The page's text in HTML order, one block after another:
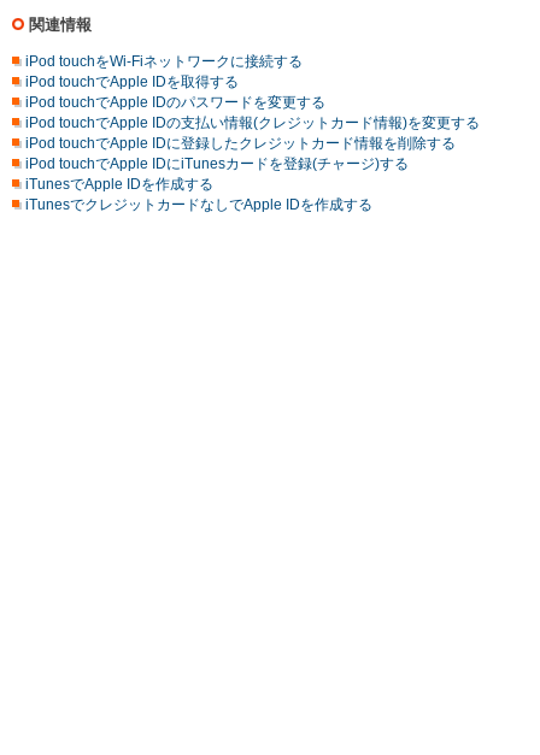
関連情報
iPod touchをWi-Fiネットワークに接続する
iPod touchでApple IDを取得する
iPod touchでApple IDのパスワードを変更する
iPod touchでApple IDの支払い情報(クレジットカード情報)を変更する
iPod touchでApple IDに登録したクレジットカード情報を削除する
iPod touchでApple IDにiTunesカードを登録(チャージ)する
iTunesでApple IDを作成する
iTunesでクレジットカードなしでApple IDを作成する